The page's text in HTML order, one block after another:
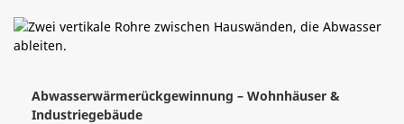
Abwasserwärmerückgewinnung – Wohnhäuser &
Industriegebäude